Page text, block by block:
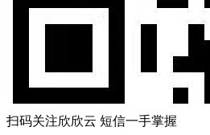
扫码关注欣欣云 短信一手掌握